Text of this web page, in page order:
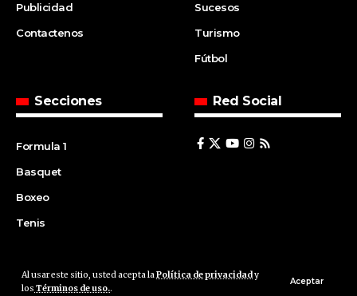
Al usar este sitio, usted acepta laPolítica de privacidady
los Términos de uso..
Aceptar
Publicidad
Contactenos
Sucesos
Turismo
Fútbol
Secciones
Formula 1
Basquet
Boxeo
Tenis
Red Social
© 2008 | Agencia Cfin.com.ar - Santa Fe - Argentina | All rights